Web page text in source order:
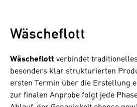
Wäscheflott
Wäscheflott verbindet
besonders klar strukturierten
ersten Termin über die Erstellung
zur finalen Anprobe folgt jede